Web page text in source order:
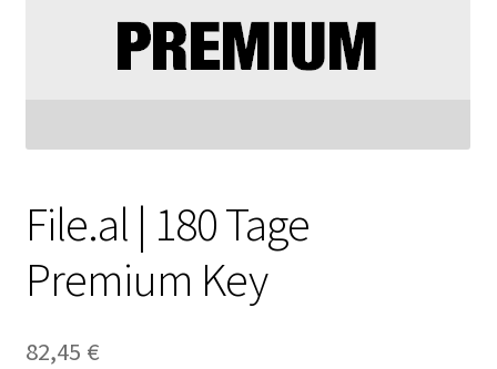
Filesmonster
Filespace
VipFile.cc
Ex-Load
File.al | 180 Tage
Premium Key
82,45 €